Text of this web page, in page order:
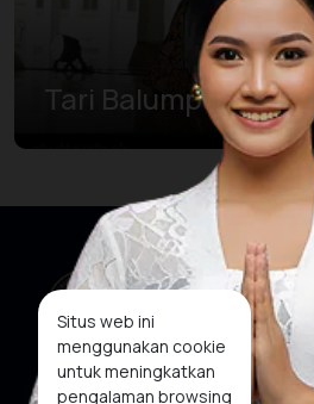
Situs web ini
menggunakan cookie
untuk meningkatkan
pengalaman browsing
Tari Balumpa